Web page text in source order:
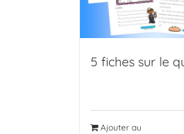
5 fiches sur le
Ajouter au